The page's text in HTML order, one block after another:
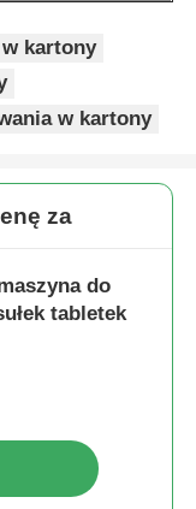
wag
kartony
w kartony
za
do
tabletek